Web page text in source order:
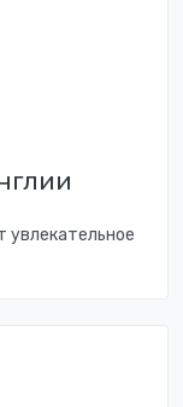
увлекательное